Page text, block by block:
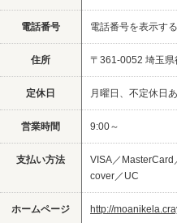
電話番号 電話番号を表示する
住所 〒361-0052 埼玉
定休日 月曜日、不定休日あ
営業時間 9:00～
支払い方法
VISA／
cover／UC
ホームページ http://